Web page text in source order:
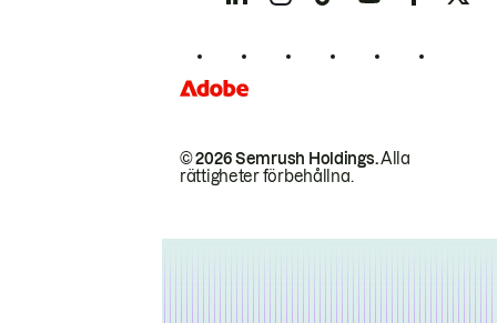
© 2026 Semrush Holdings.Alla
rättigheter förbehållna.